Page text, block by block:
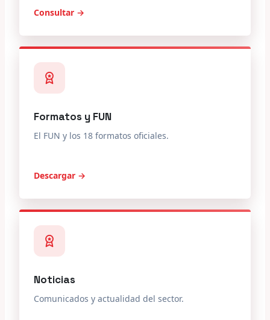
Consultar →
Formatos y FUN
El FUN y los 18 formatos oficiales.
Descargar →
Noticias
Comunicados y actualidad del sector.